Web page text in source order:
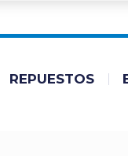
REPUESTOS